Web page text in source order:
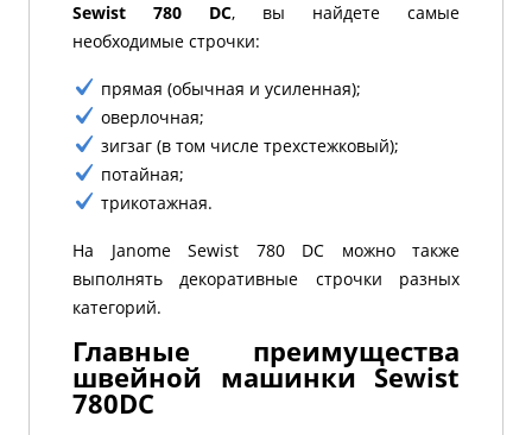
Sewist 780 DC, вы найдете самые
необходимые строчки:
прямая (обычная и усиленная);
оверлочная;
зигзаг (в том числе трехстежковый);
потайная;
трикотажная.
На Janome Sewist 780 DC можно также
выполнять декоративные строчки разных
категорий.
Главные преимущества
швейной машинки Sewist
780DC